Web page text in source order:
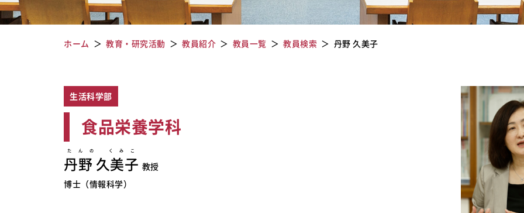
ホーム 教育・研究活動 教員紹介 教員一覧 教員検索 丹野 久美子
生活科学部
食品栄養学科
丹野 久美子
たんの くみこ
教授
博士（情報科学）